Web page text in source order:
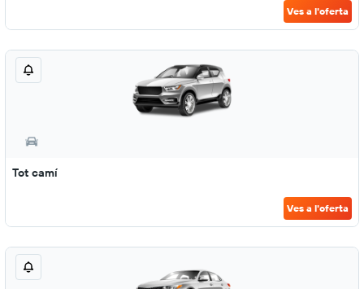
Ves a l'oferta
Tot camí
Ves a l'oferta